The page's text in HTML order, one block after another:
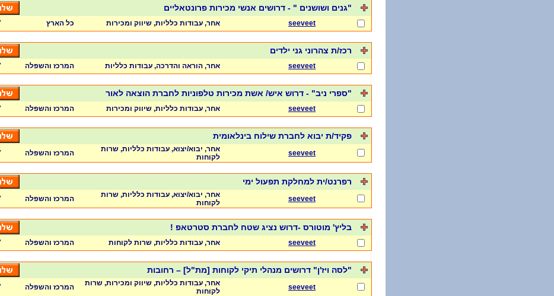
"גנים ושושנים " - דרושים אנשי מכירות פרונטאליים
seeveet אחר, עבודות כלליות, שיווק ומכירות כל הארץ
רכז/ת צהרוני גני ילדים
seeveet אחר, הוראה והדרכה, עבודות כלליות המרכז והשפלה
"ספרי ניב" - דרוש איש/ אשת מכירות טלפוניות לחברת הוצאה לאור
seeveet אחר, עבודות כלליות, שיווק ומכירות המרכז והשפלה
פקיד/ת יבוא לחברת שילוח בינלאומית
seeveet
אחר, יבוא/יצוא, עבודות כלליות, שרות
לקוחות
המרכז והשפלה
רפרנט/ית למחלקת תפעול ימי
seeveet
אחר, יבוא/יצוא, עבודות כלליות, שרות
לקוחות
המרכז והשפלה
בליץ' מוטורס -דרוש נציג שטח לחברת סטרטאפ !
seeveet אחר, עבודות כלליות, שרות לקוחות המרכז והשפלה
"לסה ויז'ן" דרושים מנהלי תיקי לקוחות [מת"ל] – רחובות
seeveet
אחר, עבודות כלליות, שיווק ומכירות, שרות
לקוחות
המרכז והשפלה